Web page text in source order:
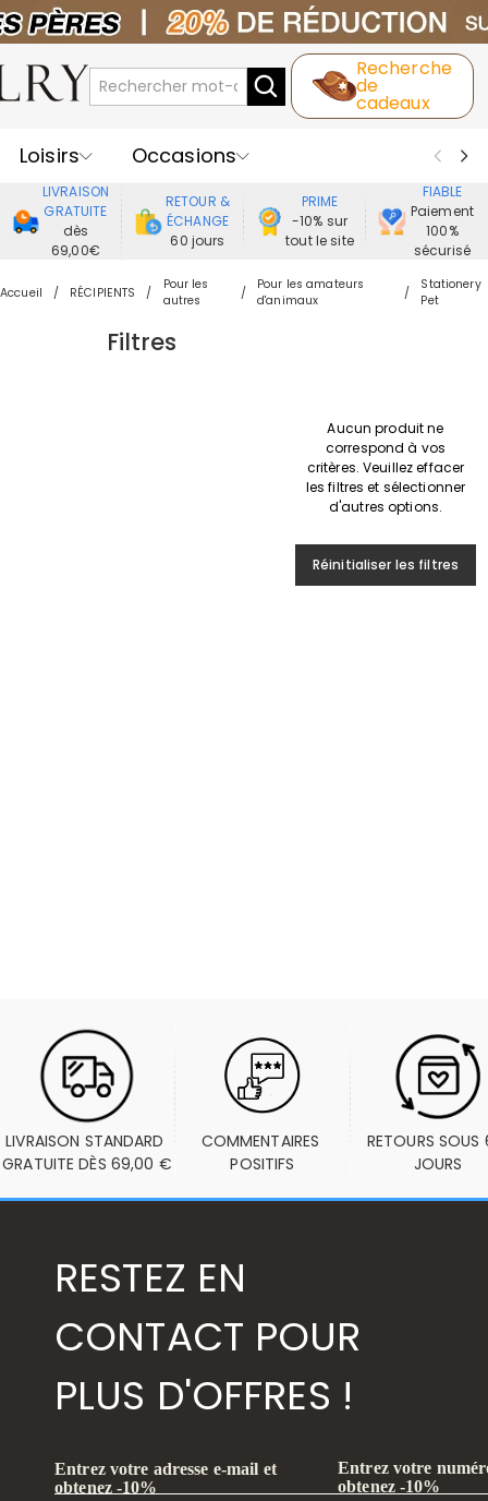
Recherche
de
cadeaux
Loisirs
Occasions
Destinataires
Meilleure Ventes
Nouveaux
LIVRAISON
GRATUITE
dès
69,00€
RETOUR &
ÉCHANGE
60 jours
PRIME
-10% sur
tout le site
FIABLE
Paiement
100%
sécurisé
Accueil RÉCIPIENTS
Pour les
autres
Pour les amateurs
d'animaux
Stationery
Pet
Filtres
Aucun produit ne
correspond à vos
critères. Veuillez effacer
les filtres et sélectionner
d'autres options.
Réinitialiser les filtres
LIVRAISON STANDARD
GRATUITE DÈS 69,00 €
COMMENTAIRES
POSITIFS
RETOURS SOUS
JOURS
RESTEZ EN
CONTACT POUR
PLUS D'OFFRES !
Entrez votre adresse e-mail et
obtenez -10%
Entrez votre
obtenez -10%